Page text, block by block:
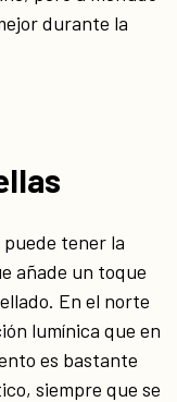
durante la
tener la
añade un toque
En el norte
lumínica que en
es bastante
siempre que se